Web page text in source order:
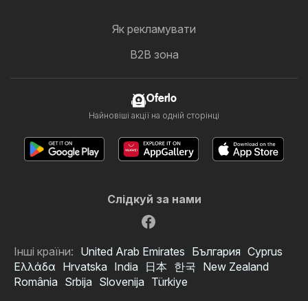
Як рекламувати
B2B зона
Oferlo
Найновіші акції на одній сторінці
Слідкуй за нами
Інші країни: United Arab Emirates България Cyprus
Ελλάδα Hrvatska India 日本 한국 New Zealand
România Srbija Slovenija Türkiye